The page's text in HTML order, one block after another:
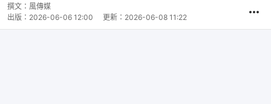
撰文： 風傳媒
出版： 2026-06-06 12:00 更新： 2026-06-08 11:22